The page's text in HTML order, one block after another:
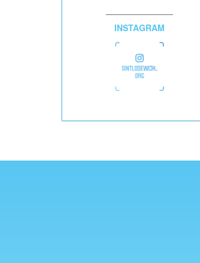
INSTAGRAM